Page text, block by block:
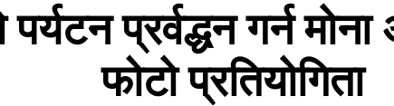
पर्यटन प्रर्वद्धन गर्न
फोटो प्रतियोगिता